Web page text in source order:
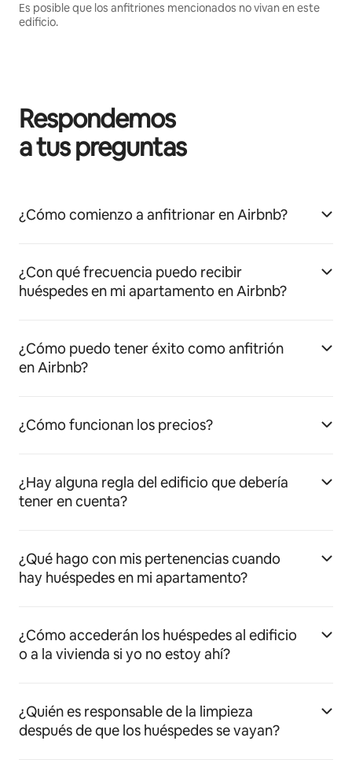
Es posible que los anfitriones mencionados no vivan en este
edificio.
Respondemos
a tus preguntas
¿Cómo comienzo a anfitrionar en Airbnb?
¿Con qué frecuencia puedo recibir
huéspedes en mi apartamento en Airbnb?
¿Cómo puedo tener éxito como anfitrión
en Airbnb?
¿Cómo funcionan los precios?
¿Hay alguna regla del edificio que debería
tener en cuenta?
¿Qué hago con mis pertenencias cuando
hay huéspedes en mi apartamento?
¿Cómo accederán los huéspedes al edificio
o a la vivienda si yo no estoy ahí?
¿Quién es responsable de la limpieza
después de que los huéspedes se vayan?